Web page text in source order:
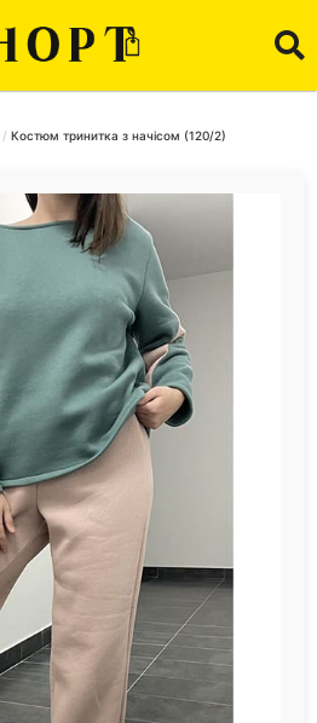
Костюм тринитка з начісом (120/2)